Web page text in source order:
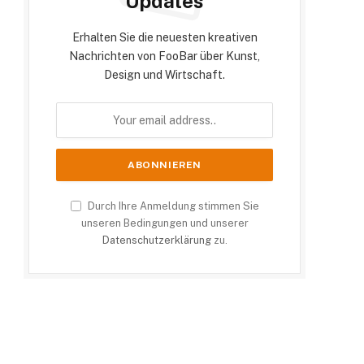
Erhalten Sie die neuesten kreativen
Nachrichten von FooBar über Kunst,
Design und Wirtschaft.
Durch Ihre Anmeldung stimmen Sie
unseren Bedingungen und unserer
Datenschutzerklärungzu.